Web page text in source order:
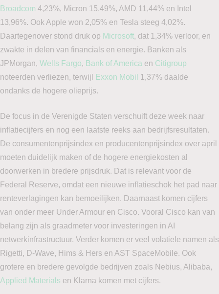
Broadcom 4,23%, Micron 15,49%, AMD 11,44% en Intel
13,96%. Ook Apple won 2,05% en Tesla steeg 4,02%.
Daartegenover stond druk op Microsoft, dat 1,34% verloor, en
zwakte in delen van financials en energie. Banken als
JPMorgan, Wells Fargo, Bank of America en Citigroup
noteerden verliezen, terwijl
Exxon Mobil 1,37% daalde
ondanks de hogere olieprijs.
De focus in de Verenigde Staten verschuift deze week naar
inflatiecijfers en nog een laatste reeks aan bedrijfsresultaten.
De consumentenprijsindex en producentenprijsindex over april
moeten duidelijk maken of de hogere energiekosten al
doorwerken in bredere prijsdruk. Dat is relevant voor de
Federal Reserve, omdat een nieuwe inflatieschok het pad naar
renteverlagingen kan bemoeilijken. Daarnaast komen cijfers
van onder meer Under Armour en Cisco. Vooral Cisco kan van
belang zijn als graadmeter voor investeringen in AI
netwerkinfrastructuur. Verder komen er veel volatiele namen als
Rigetti, D-Wave, Hims & Hers en AST SpaceMobile. Ook
grotere en bredere gevolgde bedrijven zoals Nebius, Alibaba,
Applied Materials en Klarna komen met cijfers.